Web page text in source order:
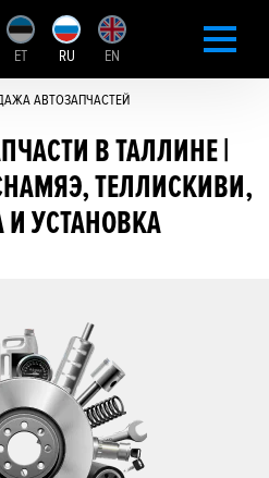
ET RU EN
АВТОЗАПЧАСТЕЙ
В ТАЛЛИНЕ |
ТЕЛЛИСКИВИ,
И УСТАНОВКА